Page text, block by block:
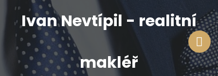
Ivan Nevtípil - realitní
makléř